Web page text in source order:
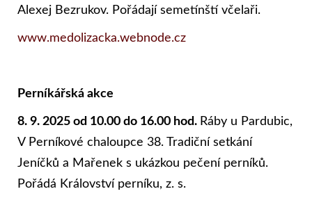
Alexej Bezrukov. Pořádají semetínští včelaři.
www.medolizacka.webnode.cz
Perníkářská akce
8. 9. 2025 od 10.00 do 16.00 hod. Ráby u Pardubic,
V Perníkové chaloupce 38. Tradiční setkání
Jeníčků a Mařenek s ukázkou pečení perníků.
Pořádá Království perníku, z. s.